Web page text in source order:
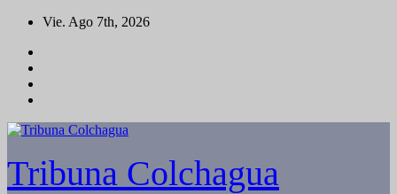
Saltar
contenido
Vie. Ago 7th, 2026
Tribuna Colchagua